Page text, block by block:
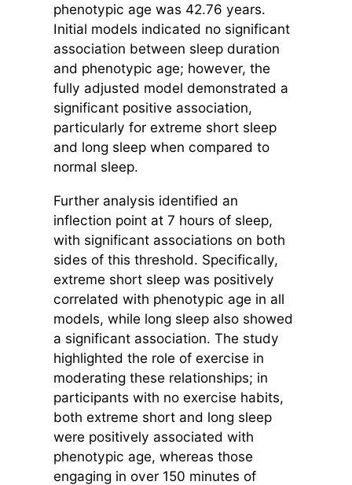
phenotypic age was 42.76 years.
Initial models indicated no significant
association between sleep duration
and phenotypic age; however, the
fully adjusted model demonstrated a
significant positive association,
particularly for extreme short sleep
and long sleep when compared to
normal sleep.
Further analysis identified an
inflection point at 7 hours of sleep,
with significant associations on both
sides of this threshold. Specifically,
extreme short sleep was positively
correlated with phenotypic age in all
models, while long sleep also showed
a significant association. The study
highlighted the role of exercise in
moderating these relationships; in
participants with no exercise habits,
both extreme short and long sleep
were positively associated with
phenotypic age, whereas those
engaging in over 150 minutes of